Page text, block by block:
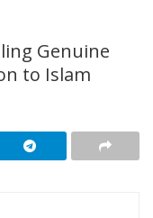
Genuine
to Islam